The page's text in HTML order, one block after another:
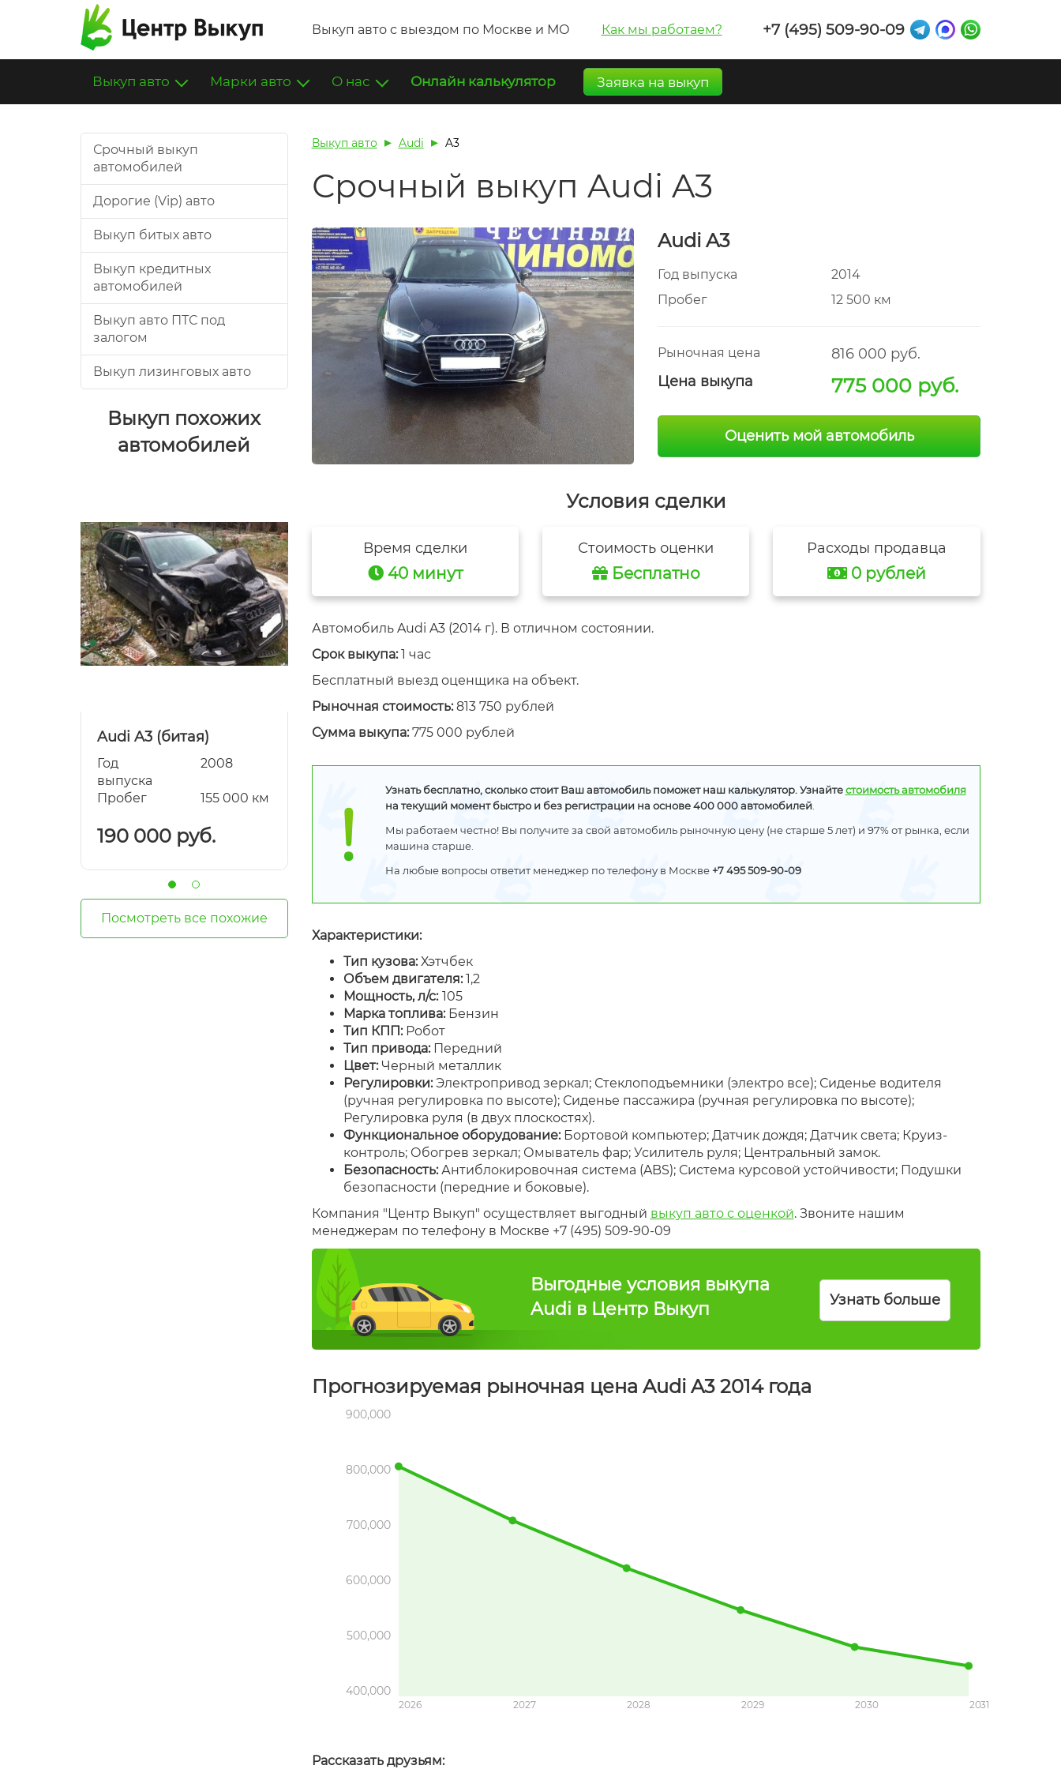
Выкуп авто с выездом по Москве и МО Как мы работаем? +7 (495) 509-90-09
Выкуп авто Марки авто О нас Онлайн калькулятор Заявка на выкуп
Срочный выкуп
автомобилей
Дорогие (Vip) авто
Выкуп битых авто
Выкуп кредитных
автомобилей
Выкуп авто ПТС под
залогом
Выкуп лизинговых авто
Выкуп похожих
автомобилей
Audi A3 (битая)
Год
выпуска
2008
Пробег 155 000 км
190 000 руб.
Audi A3
Год
2014
12 500 км
775 000 руб.
Audi A3 (битая)
Год
2008
Пробег 155 000 км
190 000 руб.
Год
2014
Пробег 12 500 км
775 000 руб.
Посмотреть все похожие
Выкуп авто Audi A3
Срочный выкуп Audi A3
Audi A3
Год выпуска
2014
Пробег
12 500 км
Рыночная цена
816 000 руб.
Цена выкупа
775 000 руб.
Оценить мой автомобиль
Условия сделки
Время сделки
40 минут
Стоимость оценки
Бесплатно
Расходы продавца
0 рублей
Автомобиль Audi A3 (2014 г). В отличном состоянии.
Срок выкупа:1 час
Бесплатный выезд оценщика на объект.
Рыночная стоимость:813 750 рублей
Сумма выкупа:775 000 рублей
Узнать бесплатно, сколько стоит Ваш автомобиль поможет наш калькулятор. Узнайтестоимость автомобиля
на текущий момент быстро и без регистрации на основе 400 000 автомобилей.
Мы работаем честно! Вы получите за свой автомобиль рыночную цену (не старше 5 лет) и 97% от рынка, если
машина старше.
На любые вопросы ответит менеджер по телефону в Москве +7 495 509-90-09
Характеристики:
Тип кузова:Хэтчбек
Объем двигателя:1,2
Мощность, л/с:105
Марка топлива:Бензин
Тип КПП:Робот
Тип привода:Передний
Цвет:Черный металлик
Регулировки:Электропривод зеркал; Стеклоподъемники (электро все); Сиденье водителя
(ручная регулировка по высоте); Сиденье пассажира (ручная регулировка по высоте);
Регулировка руля (в двух плоскостях).
Функциональное оборудование:Бортовой компьютер; Датчик дождя; Датчик света; Круиз-
контроль; Обогрев зеркал; Омыватель фар; Усилитель руля; Центральный замок.
Безопасность:Антиблокировочная система (ABS); Система курсовой устойчивости; Подушки
безопасности (передние и боковые).
Компания "Центр Выкуп" осуществляет выгодный выкуп авто с оценкой. Звоните нашим
менеджерам по телефону в Москве +7 (495) 509-90-09
Выгодные условия выкупа
Audi в Центр Выкуп
Узнать больше
Прогнозируемая рыночная цена Audi A3 2014 года
2026 2027 2028 2029 2030 2031
400,000
500,000
600,000
700,000
800,000
900,000
Рассказать друзьям: